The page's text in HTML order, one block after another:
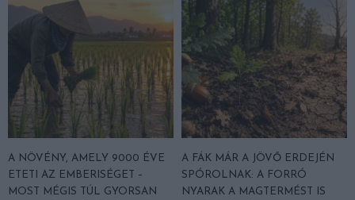
A NÖVÉNY, AMELY 9000 ÉVE
ETETI AZ EMBERISÉGET –
MOST MÉGIS TÚL GYORSAN
A FÁK MÁR A JÖVŐ ERDEJÉN
SPÓROLNAK: A FORRÓ
NYARAK A MAGTERMÉST IS